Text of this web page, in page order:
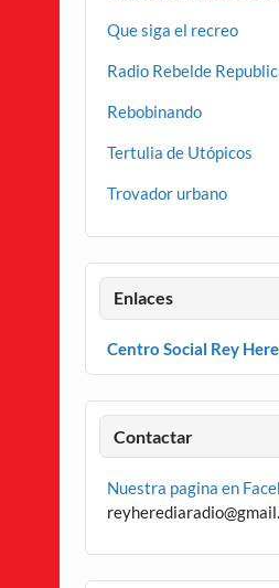
Que siga el recreo
Radio Rebelde
Rebobinando
Tertulia de Utópicos
Trovador urbano
Enlaces
Centro Social Rey
Contactar
Nuestra pagina en